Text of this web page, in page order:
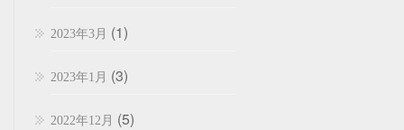
2023年3月 (1)
2023年1月 (3)
2022年12月 (5)